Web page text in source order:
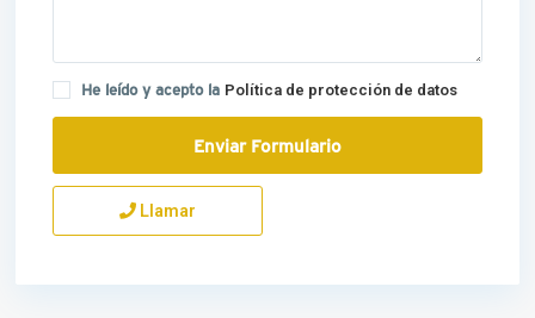
He leído y acepto la Política de protección de datos
Llamar